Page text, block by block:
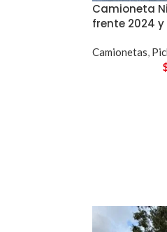
Camioneta
frente 2024 y
Camionetas